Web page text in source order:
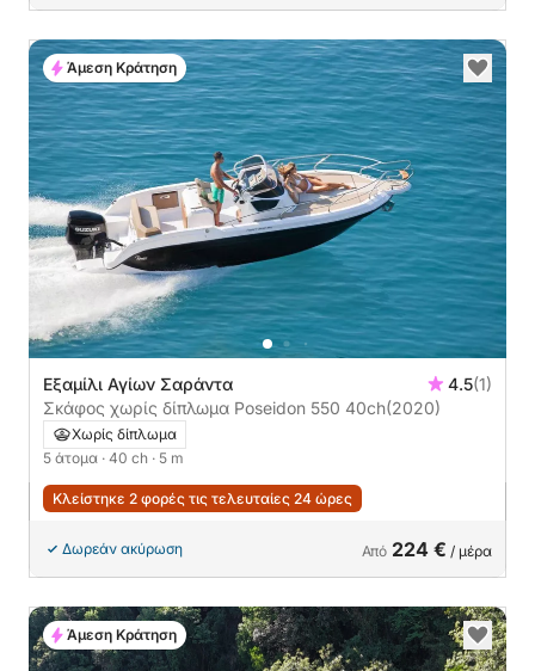
Εξαμίλι Αγίων Σαράντα 4.5(1)
Σκάφος χωρίς δίπλωμα Poseidon 550 40ch(2020)
Χωρίς δίπλωμα
5 άτομα · 40 ch · 5 m
Κλείστηκε 2 φορές τις τελευταίες 24 ώρες
Δωρεάν ακύρωση Από 224 € / μέρα
Άμεση Κράτηση
Άμεση Κράτηση